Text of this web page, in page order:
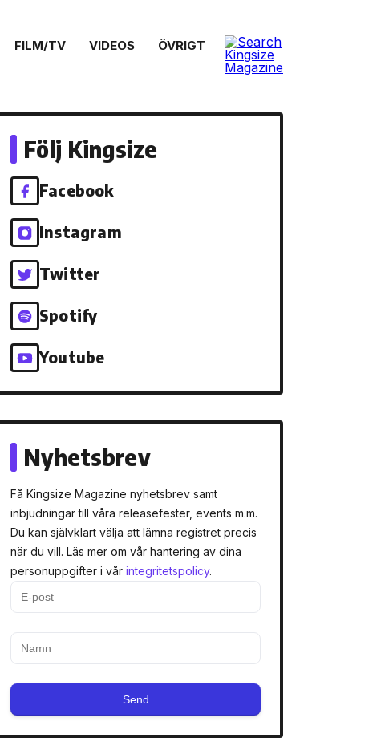
FILM/TV VIDEOS ÖVRIGT
Följ Kingsize
Facebook
Instagram
Twitter
Spotify
Youtube
Nyhetsbrev
Få Kingsize Magazine nyhetsbrev samt
inbjudningar till våra releasefester, events m.m.
Du kan självklart välja att lämna registret precis
när du vill. Läs mer om vår hantering av dina
personuppgifter i vår integritetspolicy.
Send